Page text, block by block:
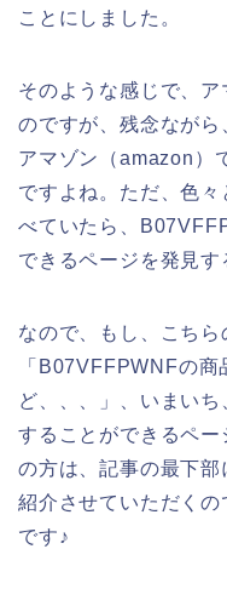
ことにしました。
そのような感じで、
のですが、残念なが
アマゾン（amazon）
ですよね。ただ、色
べていたら、
できるページを発見
なので、もし、こちら
「B07VFFPWNFの
ど、、、」、いまい
することができるペ
の方は、記事の最下
紹介させていただく
です♪